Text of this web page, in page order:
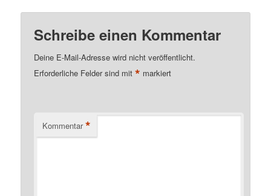
Schreibe einen Kommentar
Deine E-Mail-Adresse wird nicht veröffentlicht.
Erforderliche Felder sind mit* markiert
Kommentar *